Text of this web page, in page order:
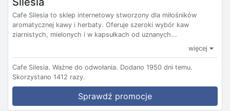
Cafe Silesia to sklep internetowy stworzony dla miłośników
aromatycznej kawy i herbaty. Oferuje szeroki wybór kaw
ziarnistych, mielonych i w kapsułkach od uznanych...
więcej
Cafe Silesia. Ważne do odwołania. Dodano 1950 dni temu.
Skorzystano 1412 razy.
Sprawdź promocje